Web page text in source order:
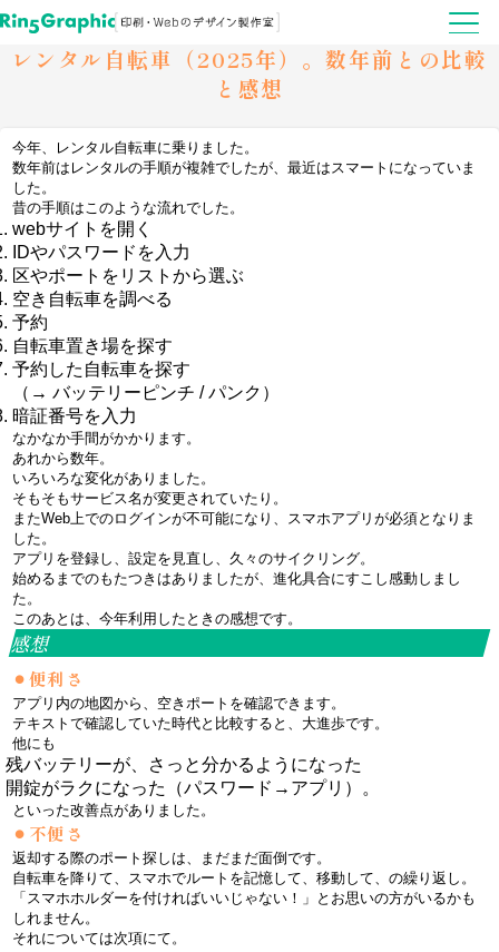
レンタル自転車（2025年）。数年前との比較
と感想
今年、レンタル自転車に乗りました。
数年前はレンタルの手順が複雑でしたが、最近はスマートになっていま
した。
昔の手順はこのような流れでした。
webサイトを開く
IDやパスワードを入力
区やポートをリストから選ぶ
空き自転車を調べる
予約
自転車置き場を探す
予約した自転車を探す
（→ バッテリーピンチ / パンク）
暗証番号を入力
なかなか手間がかかります。
あれから数年。
いろいろな変化がありました。
そもそもサービス名が変更されていたり。
またWeb上でのログインが不可能になり、スマホアプリが必須となりま
した。
アプリを登録し、設定を見直し、久々のサイクリング。
始めるまでのもたつきはありましたが、進化具合にすこし感動しまし
た。
このあとは、今年利用したときの感想です。
感想
便利さ
アプリ内の地図から、空きポートを確認できます。
テキストで確認していた時代と比較すると、大進歩です。
他にも
残バッテリーが、さっと分かるようになった
開錠がラクになった（パスワード→アプリ）。
といった改善点がありました。
不便さ
返却する際のポート探しは、まだまだ面倒です。
自転車を降りて、スマホでルートを記憶して、移動して、の繰り返し。
「スマホホルダーを付ければいいじゃない！」とお思いの方がいるかも
しれません。
それについては次項にて。